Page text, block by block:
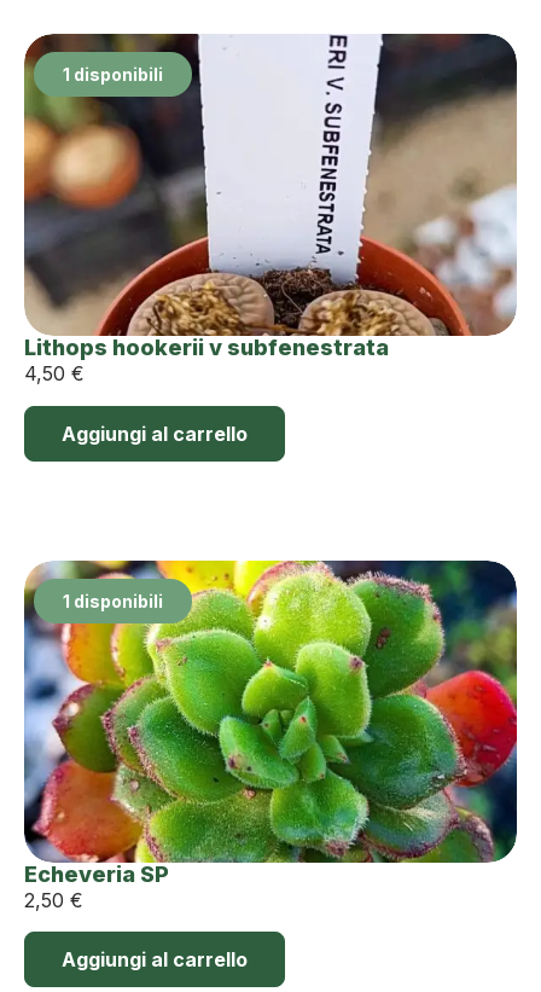
1 disponibili
Lithops hookerii v subfenestrata
4,50 €
Aggiungi al carrello
1 disponibili
Echeveria SP
2,50 €
Aggiungi al carrello